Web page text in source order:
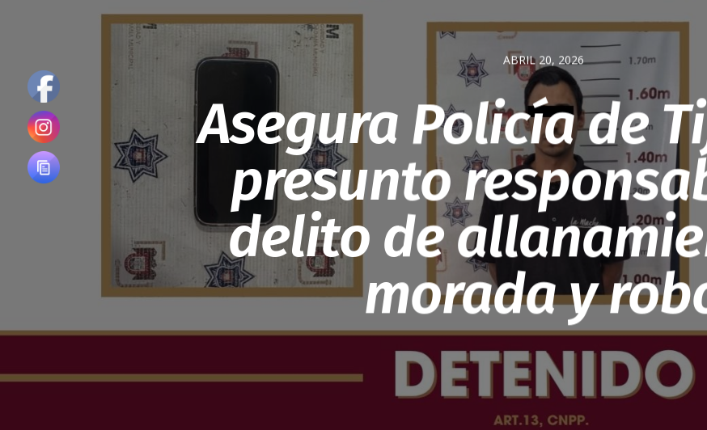
ABRIL 20, 2026
Asegura Policía de
presunto
delito de
morada y